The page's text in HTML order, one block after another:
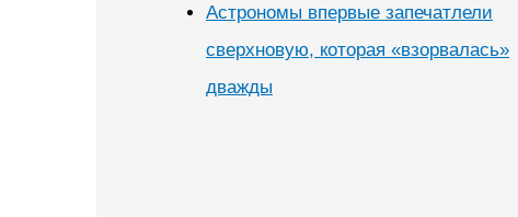
Астрономы впервые запечатлели
сверхновую, которая «взорвалась»
дважды